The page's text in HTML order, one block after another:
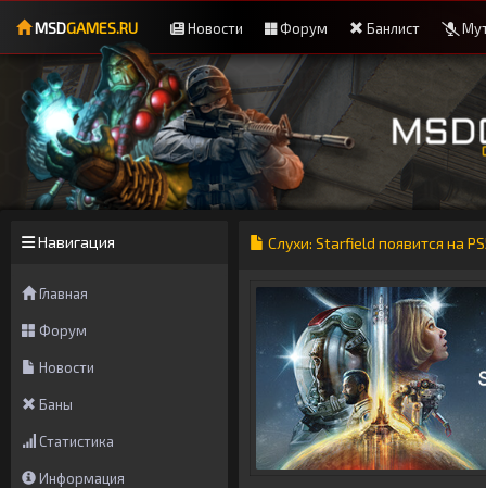
MSDGAMES.RU Новости Форум Банлист
Навигация
Главная
Форум
Новости
Баны
Статистика
Информация
Слухи: Starfield появится на